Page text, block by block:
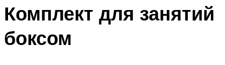
Комплект для занятий
боксом